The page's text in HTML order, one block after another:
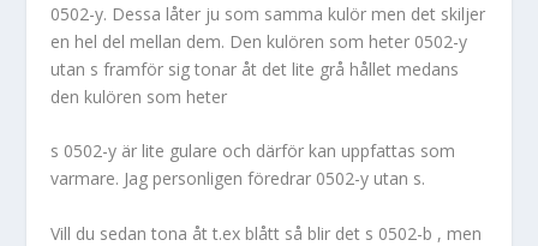
0502-y. Dessa låter ju som samma kulör men det skiljer
en hel del mellan dem. Den kulören som heter 0502-y
utan s framför sig tonar åt det lite grå hållet medans
den kulören som heter
s 0502-y är lite gulare och därför kan uppfattas som
varmare. Jag personligen föredrar 0502-y utan s.
Vill du sedan tona åt t.ex blått så blir det s 0502-b , men